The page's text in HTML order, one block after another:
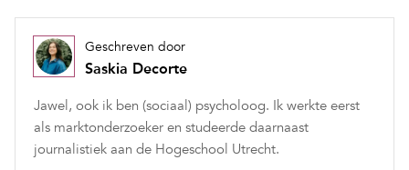
Geschreven door
Saskia Decorte
Jawel, ook ik ben (sociaal) psycholoog. Ik werkte eerst
als marktonderzoeker en studeerde daarnaast
journalistiek aan de Hogeschool Utrecht.